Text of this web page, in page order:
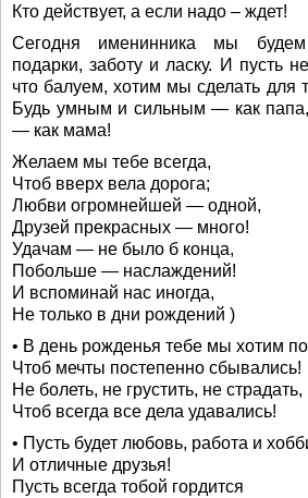
Кто действует, а если надо – ждет!
Сегодня именинника мы будем
подарки, заботу и ласку. И пусть
что балуем, хотим мы сделать для
Будь умным и сильным — как
— как мама!
Желаем мы тебе всегда,
Чтоб вверх вела дорога;
Любви огромнейшей — одной,
Друзей прекрасных — много!
Удачам — не было б конца,
Побольше — наслаждений!
И вспоминай нас иногда,
Не только в дни рождений )
• В день рожденья тебе мы хотим
Чтоб мечты постепенно сбывались!
Не болеть, не грустить, не страдать,
Чтоб всегда все дела удавались!
• Пусть будет любовь, работа и
И отличные друзья!
Пусть всегда тобой гордится